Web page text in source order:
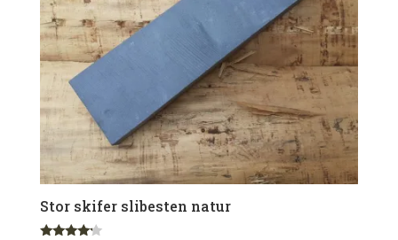
Stor skifer slibesten natur